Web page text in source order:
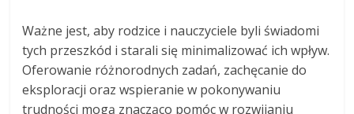
Ważne jest, aby rodzice i nauczyciele byli świadomi
tych przeszkód i starali się minimalizować ich wpływ.
Oferowanie różnorodnych zadań, zachęcanie do
eksploracji oraz wspieranie w pokonywaniu
trudności mogą znacząco pomóc w rozwijaniu